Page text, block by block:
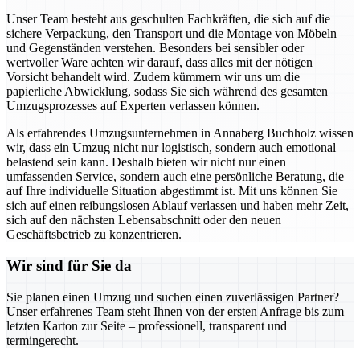
Unser Team besteht aus geschulten Fachkräften, die sich auf die
sichere Verpackung, den Transport und die Montage von Möbeln
und Gegenständen verstehen. Besonders bei sensibler oder
wertvoller Ware achten wir darauf, dass alles mit der nötigen
Vorsicht behandelt wird. Zudem kümmern wir uns um die
papierliche Abwicklung, sodass Sie sich während des gesamten
Umzugsprozesses auf Experten verlassen können.
Als erfahrendes Umzugsunternehmen in Annaberg Buchholz wissen
wir, dass ein Umzug nicht nur logistisch, sondern auch emotional
belastend sein kann. Deshalb bieten wir nicht nur einen
umfassenden Service, sondern auch eine persönliche Beratung, die
auf Ihre individuelle Situation abgestimmt ist. Mit uns können Sie
sich auf einen reibungslosen Ablauf verlassen und haben mehr Zeit,
sich auf den nächsten Lebensabschnitt oder den neuen
Geschäftsbetrieb zu konzentrieren.
Wir sind für Sie da
Sie planen einen Umzug und suchen einen zuverlässigen Partner?
Unser erfahrenes Team steht Ihnen von der ersten Anfrage bis zum
letzten Karton zur Seite – professionell, transparent und
termingerecht.